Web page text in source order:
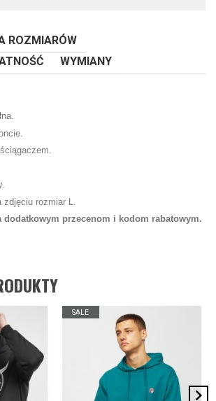
ROZMIARÓW
WYMIANY
rozmiar L.
dodatkowym przecenom i kodom rabatowym.
SALE